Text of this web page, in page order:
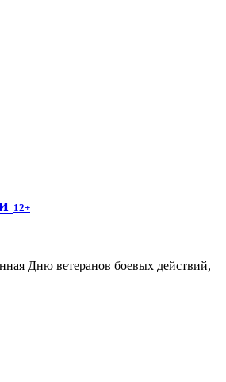
12+
Дню ветеранов боевых действий,